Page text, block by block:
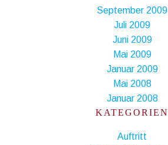
September 2009
Juli 2009
Juni 2009
Mai 2009
Januar 2009
Mai 2008
Januar 2008
KATEGORIEN
Auftritt